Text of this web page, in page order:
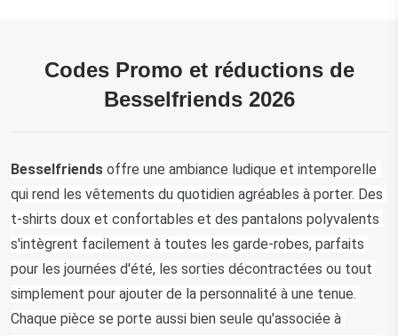
Codes Promo et réductions de
Besselfriends 2026
Besselfriends offre une ambiance ludique et intemporelle
qui rend les vêtements du quotidien agréables à porter. Des
t-shirts doux et confortables et des pantalons polyvalents
s'intègrent facilement à toutes les garde-robes, parfaits
pour les journées d'été, les sorties décontractées ou tout
simplement pour ajouter de la personnalité à une tenue.
Chaque pièce se porte aussi bien seule qu'associée à